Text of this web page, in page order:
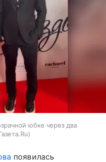
юбке через два
появилась